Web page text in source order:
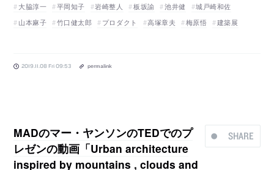
大脇淳一
平岡知子 岩崎整人 板坂諭 池井健
城戸崎和佐
山本麻子
竹口健太郎 プロダクト 高塚章夫 梅原悟 建築展
2019.11.08 Fri 09:53 permalink
SHARE
MADのマー・ヤンソンのTEDでのプ
レゼンの動画「Urban architecture
inspired by mountains , clouds and